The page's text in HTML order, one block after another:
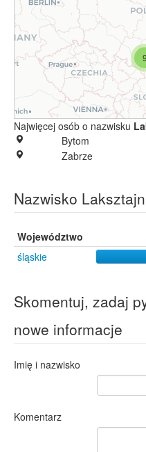
9
Najwięcej osób o nazwisku
Bytom
Zabrze
Nazwisko
Województwo
śląskie
Skomentuj, zadaj
nowe informacje
Imię i nazwisko
Komentarz